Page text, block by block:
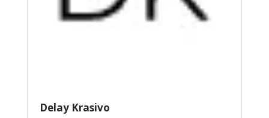
Delay Krasivo